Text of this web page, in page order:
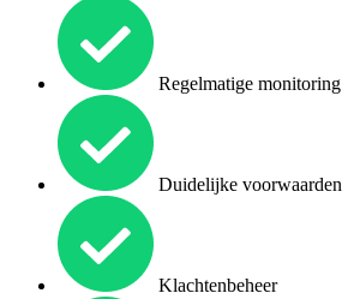
Regelmatige monitoring
Duidelijke voorwaarden
Klachtenbeheer